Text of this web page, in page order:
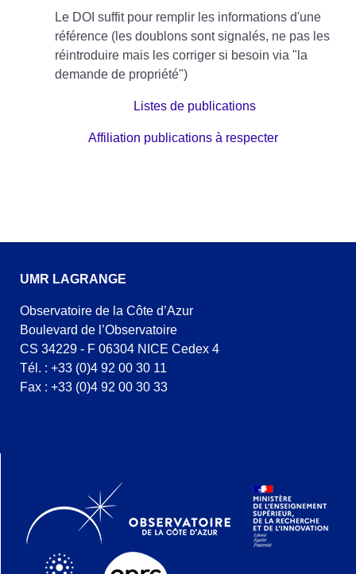
Le DOI suffit pour remplir les informations d'une
référence (les doublons sont signalés, ne pas les
réintroduire mais les corriger si besoin via "la
demande de propriété")
Listes de publications
Affiliation publications à respecter
UMR LAGRANGE
Observatoire de la Côte d’Azur
Boulevard de l’Observatoire
CS 34229 - F 06304 NICE Cedex 4
Tél. : +33 (0)4 92 00 30 11
Fax : +33 (0)4 92 00 30 33